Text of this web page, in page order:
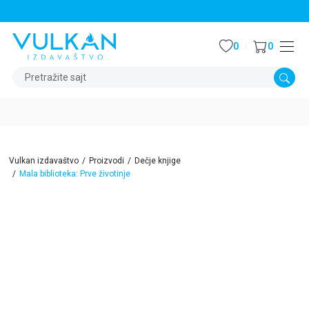
Pretražite sajt
0 0
Vulkan izdavaštvo Proizvodi
Dečje knjige
Mala biblioteka: Prve životinje